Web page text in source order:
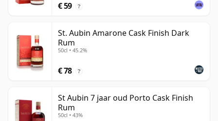
€ 59 ?
St. Aubin Amarone Cask Finish Dark
Rum
50cl • 45.2%
€ 78 ?
St Aubin 7 jaar oud Porto Cask Finish
Rum
50cl • 43%